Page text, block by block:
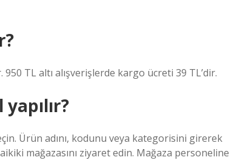
TL altı alışverişlerde kargo ücreti 39 TL’dir.
Ürün adını, kodunu veya kategorisini girerek
mağazasını ziyaret edin. Mağaza personeline